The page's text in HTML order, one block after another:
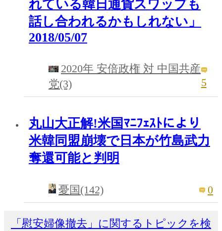
れている韓日通貨スワップも
話し合われるかもしれない」
2018/05/07
2020年 安倍政権 対 中国共産
党(3)
5
丸山大正解!米国ﾏﾆﾌｪｽﾄにより
米韓同盟崩壊で日本が竹島武力
奪還可能と判明
憂国(142) 0
「慰安婦像撤去」に関するトピックを検